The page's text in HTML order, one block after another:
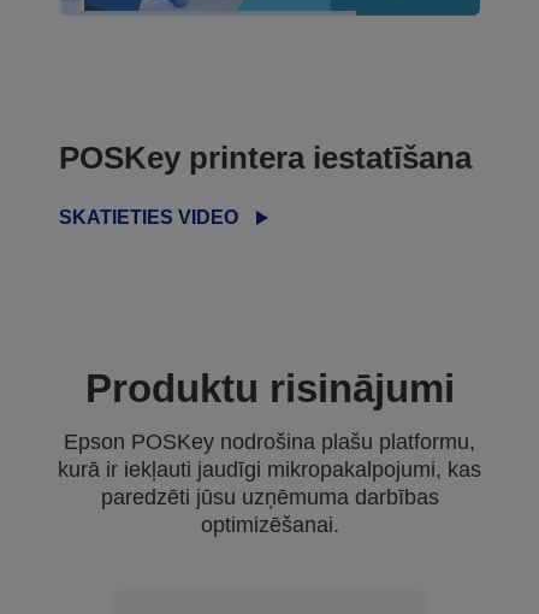
POSKey printera iestatīšana
SKATIETIES VIDEO
Produktu risinājumi
Epson POSKey nodrošina plašu platformu,
kurā ir iekļauti jaudīgi mikropakalpojumi, kas
paredzēti jūsu uzņēmuma darbības
optimizēšanai.